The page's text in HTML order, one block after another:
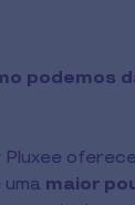
podemos
Pluxee
maior